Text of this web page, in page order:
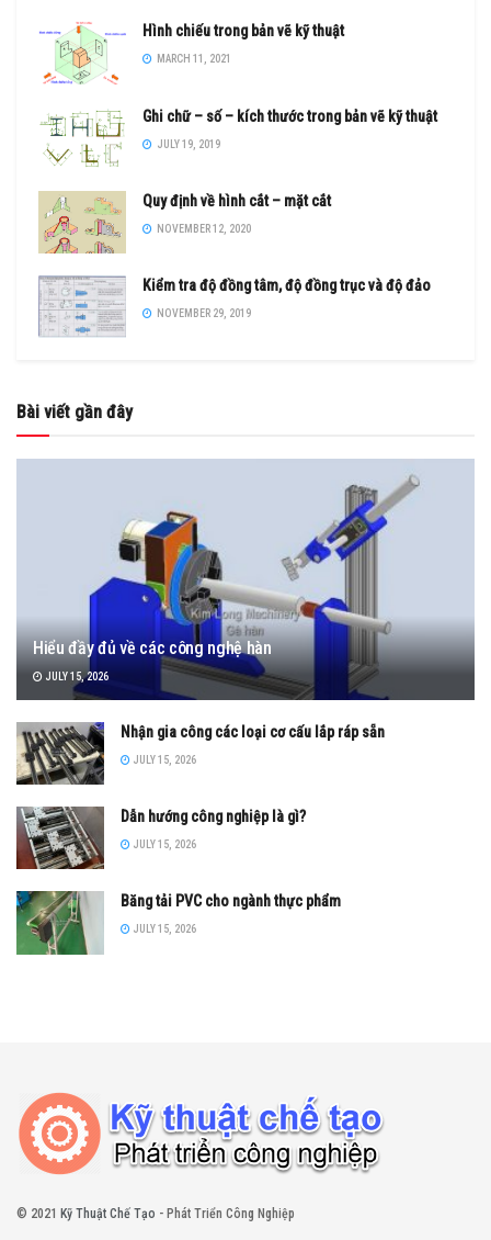
Hình chiếu trong bản vẽ kỹ thuật
MARCH 11, 2021
Ghi chữ – số – kích thước trong bản vẽ kỹ thuật
JULY 19, 2019
Quy định về hình cắt – mặt cắt
NOVEMBER 12, 2020
Kiểm tra độ đồng tâm, độ đồng trục và độ đảo
NOVEMBER 29, 2019
Bài viết gần đây
Hiểu đầy đủ về các công nghệ hàn
JULY 15, 2026
Nhận gia công các loại cơ cấu lắp ráp sẵn
JULY 15, 2026
Dẫn hướng công nghiệp là gì?
JULY 15, 2026
Băng tải PVC cho ngành thực phẩm
JULY 15, 2026
© 2021 Kỹ Thuật Chế Tạo - Phát Triển Công Nghiệp